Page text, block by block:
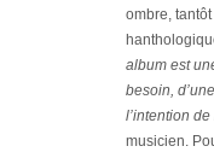
ombre,
album est
besoin,
l’intention
musicien.